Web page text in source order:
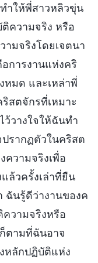
ำให้พี่สาวหลิวขุ่น
ความจริง หรือ
ามจริงโดยเจตนา
การงานแห่งคริ
หมด และเหล่าพี่
สตจักรที่เหมาะ
ว้วางใจให้ฉันทำ
รากฏตัวในคริสต
วามจริงเพื่อ
ล้วครั้งเล่าที่ยืน
ฉันรู้ดีว่างานของค
วามจริงหรือ
ตามที่ฉันอาจ
หลักปฏิบัติแห่ง